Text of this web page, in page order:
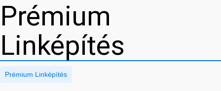
Prémium
Linképítés
Prémium Linképítés